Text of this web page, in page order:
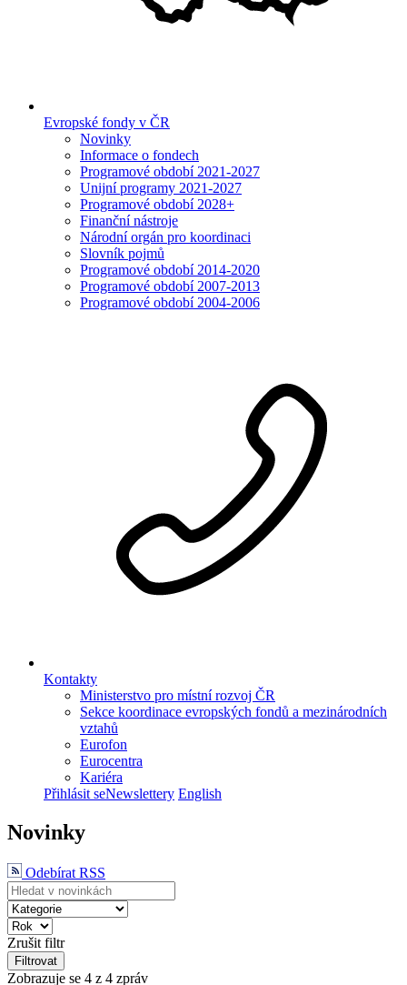
Evropské fondy v ČR
Novinky
Informace o fondech
Programové období 2021-2027
Unijní programy 2021-2027
Programové období 2028+
Finanční nástroje
Národní orgán pro koordinaci
Slovník pojmů
Programové období 2014-2020
Programové období 2007-2013
Programové období 2004-2006
Kontakty
Ministerstvo pro místní rozvoj ČR
Sekce koordinace evropských fondů a mezinárodních
vztahů
Eurofon
Eurocentra
Kariéra
Přihlásit seNewslettery English
Novinky
Odebírat RSS
Zrušit filtr
Filtrovat
Zobrazuje se 4 z 4 zpráv